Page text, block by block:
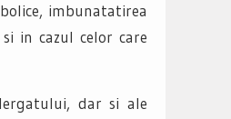
imbunatatirea
in cazul celor care
dar si ale